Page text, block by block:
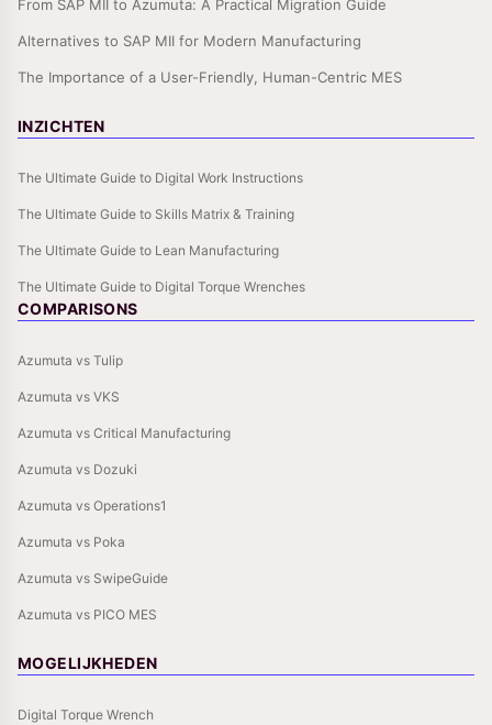
From SAP MII to Azumuta: A Practical Migration Guide
Alternatives to SAP MII for Modern Manufacturing
The Importance of a User-Friendly, Human-Centric MES
INZICHTEN
The Ultimate Guide to Digital Work Instructions
The Ultimate Guide to Skills Matrix & Training
The Ultimate Guide to Lean Manufacturing
The Ultimate Guide to Digital Torque Wrenches
COMPARISONS
Azumuta vs Tulip
Azumuta vs VKS
Azumuta vs Critical Manufacturing
Azumuta vs Dozuki
Azumuta vs Operations1
Azumuta vs Poka
Azumuta vs SwipeGuide
Azumuta vs PICO MES
MOGELIJKHEDEN
Digital Torque Wrench